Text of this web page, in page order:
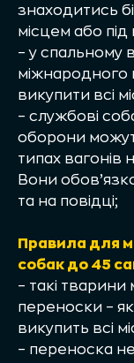
знаходитись
місцем або під
– у спальному
міжнародного
викупити всі
– службові
оборони
типах вагонів
Вони
та на повідці;
Правила для
собак до 45
– такі
переноски –
викупить всі
– переноска